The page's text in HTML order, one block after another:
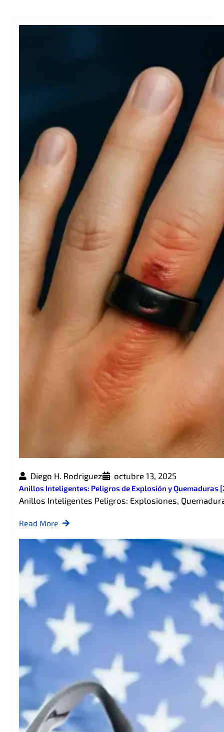
Diego H. Rodriguez octubre 13, 2025
Anillos Inteligentes: Peligros de Explosión y Quemaduras
Anillos Inteligentes Peligros: Explosiones,
Read More